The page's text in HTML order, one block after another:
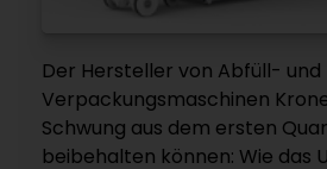
Der Hersteller von Abfüll- und
Verpackungsmaschinen
Schwung aus dem ersten
beibehalten können: Wie das